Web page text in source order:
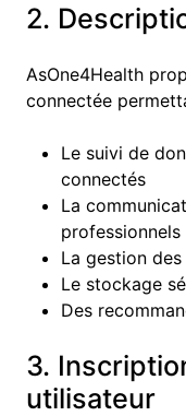
2.
AsOne4Health
connectée
Le suivi de
connectés
La
La gestion
Le stockage
Des
3.
utilisateur